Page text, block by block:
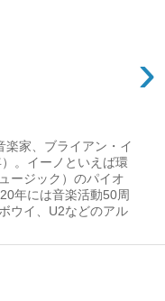
›
家、ブライアン・イ
。イーノといえば環
ージック）のパイオ
年には音楽活動50周
ウイ、U2などのアル